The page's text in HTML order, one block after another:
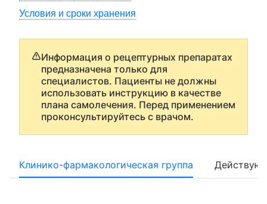
Условия и сроки хранения
Информация о рецептурных препаратах
предназначена только для
специалистов. Пациенты не должны
использовать инструкцию в качестве
плана самолечения. Перед применением
проконсультируйтесь с врачом.
Клинико-фармакологическая группа